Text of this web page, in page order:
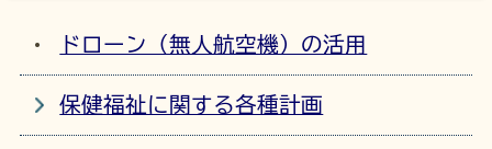
ドローン（無人航空機）の活用
保健福祉に関する各種計画